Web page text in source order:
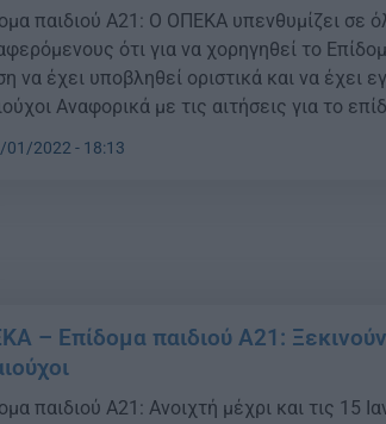
παιδιού A21: Ο ΟΠΕΚΑ υπενθυμίζει σε
ότι για να χορηγηθεί το
να έχει υποβληθεί οριστικά και να έχει
Αναφορικά με τις αιτήσεις για το
ο ΟΠΕΚΑ υπενθυμίζει ότι οι δικαιούχοι του
να υποβάλουν την αίτηση Α21 στον
01/2022 - 18:13
– Επίδομα παιδιού Α21:
παιδιού Α21: Ανοιχτή μέχρι και τις 15